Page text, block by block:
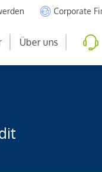
Corporate
Über uns